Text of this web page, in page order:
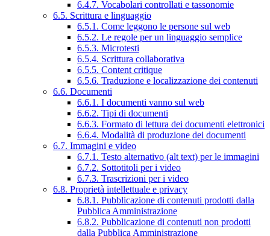
6.4.7. Vocabolari controllati e tassonomie
6.5. Scrittura e linguaggio
6.5.1. Come leggono le persone sul web
6.5.2. Le regole per un linguaggio semplice
6.5.3. Microtesti
6.5.4. Scrittura collaborativa
6.5.5. Content critique
6.5.6. Traduzione e localizzazione dei contenuti
6.6. Documenti
6.6.1. I documenti vanno sul web
6.6.2. Tipi di documenti
6.6.3. Formato di lettura dei documenti elettronici
6.6.4. Modalità di produzione dei documenti
6.7. Immagini e video
6.7.1. Testo alternativo (alt text) per le immagini
6.7.2. Sottotitoli per i video
6.7.3. Trascrizioni per i video
6.8. Proprietà intellettuale e privacy
6.8.1. Pubblicazione di contenuti prodotti dalla
Pubblica Amministrazione
6.8.2. Pubblicazione di contenuti non prodotti
dalla Pubblica Amministrazione